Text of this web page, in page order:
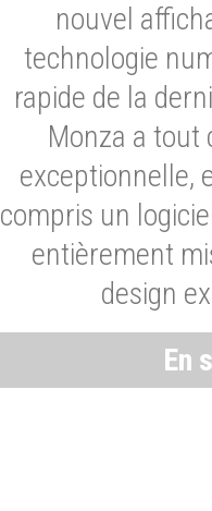
nouvel
technologie
rapide de la
Monza a tout
exceptionnelle,
compris un
entièrement
design
En